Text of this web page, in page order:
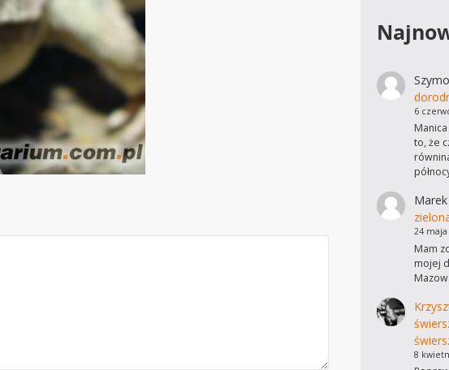
6
to, że
Marek
24 maja
Mam
mojej
8